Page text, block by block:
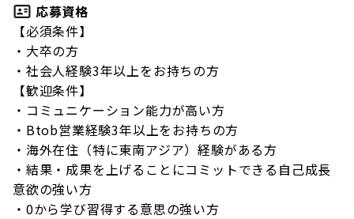
応募資格
【必須条件】
・大卒の方
・社会人経験3年以上をお持ちの方
【歓迎条件】
・コミュニケーション能力が高い方
・Btob営業経験3年以上をお持ちの方
・海外在住（特に東南アジア）経験がある方
・結果・成果を上げることにコミットできる自己成長
意欲の強い方
・0から学び習得する意思の強い方